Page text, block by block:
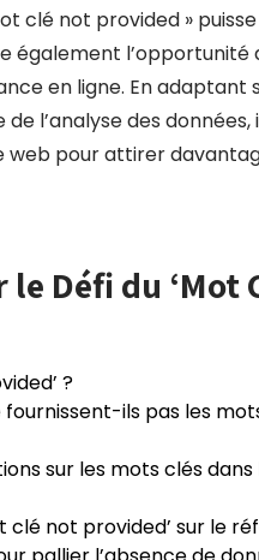
clé not provided »
l’opportunité
en ligne. En adaptant
l’analyse des
pour attirer
Défi du ‘Mot
?
ils pas les
sur les mots clés
clé not provided’ sur le